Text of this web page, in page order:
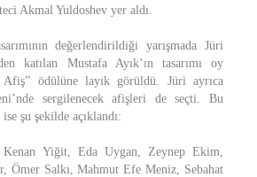
Akmal Yuldoshev yer aldı.
değerlendirildiği yarışmada Jüri
katılan Mustafa Ayık’ın tasarımı oy
ödülüne layık görüldü. Jüri ayrıca
sergilenecek afişleri de seçti. Bu
şu şekilde açıklandı:
Kenan Yiğit, Eda Uygan, Zeynep Ekim,
Ömer Salkı, Mahmut Efe Meniz, Sebahat